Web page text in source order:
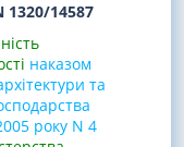
1320/14587
наказом
та
року N 4